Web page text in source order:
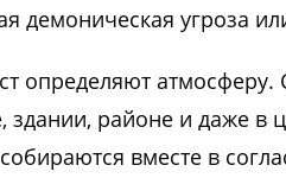
демоническая угроза
определяют атмосферу.
районе и даже в
вместе в